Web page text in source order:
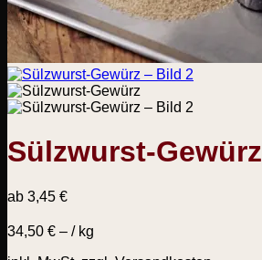
Sülzwurst-Gewürz
ab 3,45 €
34,50 € – / kg